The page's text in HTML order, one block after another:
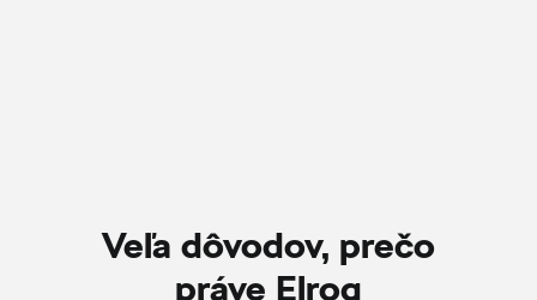
Veľa dôvodov, prečo
práve Elroq